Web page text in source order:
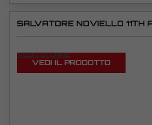
SALVATORE NOVIELLO 11TH
VEDI TUTORIAL
VEDI IL PRODOTTO